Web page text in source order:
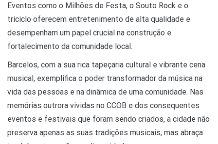
Eventos como o Milhões de Festa, o Souto Rock e o
triciclo oferecem entretenimento de alta qualidade e
desempenham um papel crucial na construção e
fortalecimento da comunidade local.
Barcelos, com a sua rica tapeçaria cultural e vibrante cena
musical, exemplifica o poder transformador da música na
vida das pessoas e na dinâmica de uma comunidade. Nas
memórias outrora vividas no CCOB e dos consequentes
eventos e festivais que foram sendo criados, a cidade não
preserva apenas as suas tradições musicais, mas abraça